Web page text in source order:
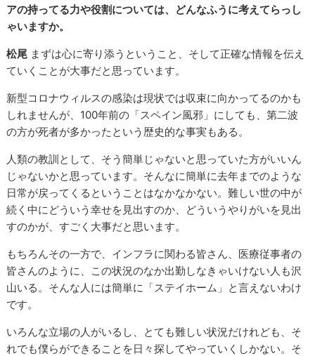
アの持ってる力や役割については、どんなふうに考えてらっし
ゃいますか。
松尾 まずは心に寄り添うということ、そして正確な情報を伝え
ていくことが大事だと思っています。
新型コロナウィルスの感染は現状では収束に向かってるのかも
しれませんが、100年前の「スペイン風邪」にしても、第二波
の方が死者が多かったという歴史的な事実もある。
人類の教訓として、そう簡単じゃないと思っていた方がいいん
じゃないかと思っています。そんなに簡単に去年までのような
日常が戻ってくるということはなかなかない。難しい世の中が
続く中にどういう幸せを見出すのか、どういうやりがいを見出
すのかが、すごく大事だと思います。
もちろんその一方で、インフラに関わる皆さん、医療従事者の
皆さんのように、この状況のなか出勤しなきゃいけない人も沢
山いる。そんな人には簡単に「ステイホーム」と言えないわけ
です。
いろんな立場の人がいるし、とても難しい状況だけれども、そ
れでも僕らができることを日々探してやっていくしかない。そ